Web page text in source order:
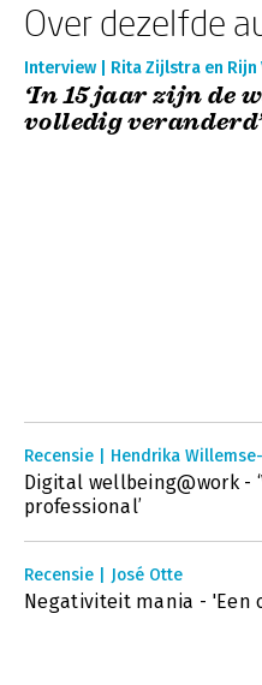
Over dezelfde
Interview | Rita Zijlstra en Rijn
‘In 15 jaar zijn de
volledig
Recensie | Hendrika
Digital wellbeing@work -
professional’
Recensie | José Otte
Negativiteit mania - 'Een